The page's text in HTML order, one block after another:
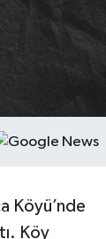
Köyü’nde
Köy